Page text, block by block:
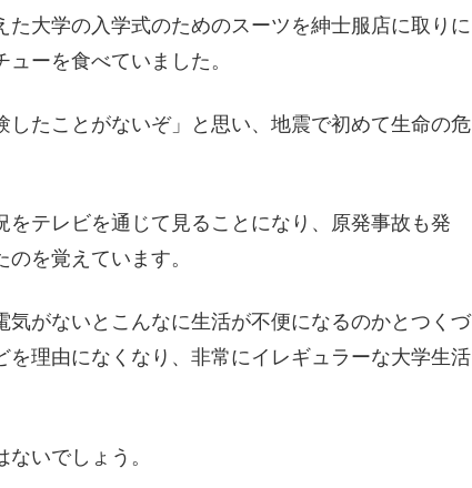
大学の入学式のためのスーツを紳士服店に取りに
ーを食べていました。
たことがないぞ」と思い、地震で初めて生命の危
テレビを通じて見ることになり、原発事故も発
を覚えています。
がないとこんなに生活が不便になるのかとつくづ
理由になくなり、非常にイレギュラーな大学生活
いでしょう。